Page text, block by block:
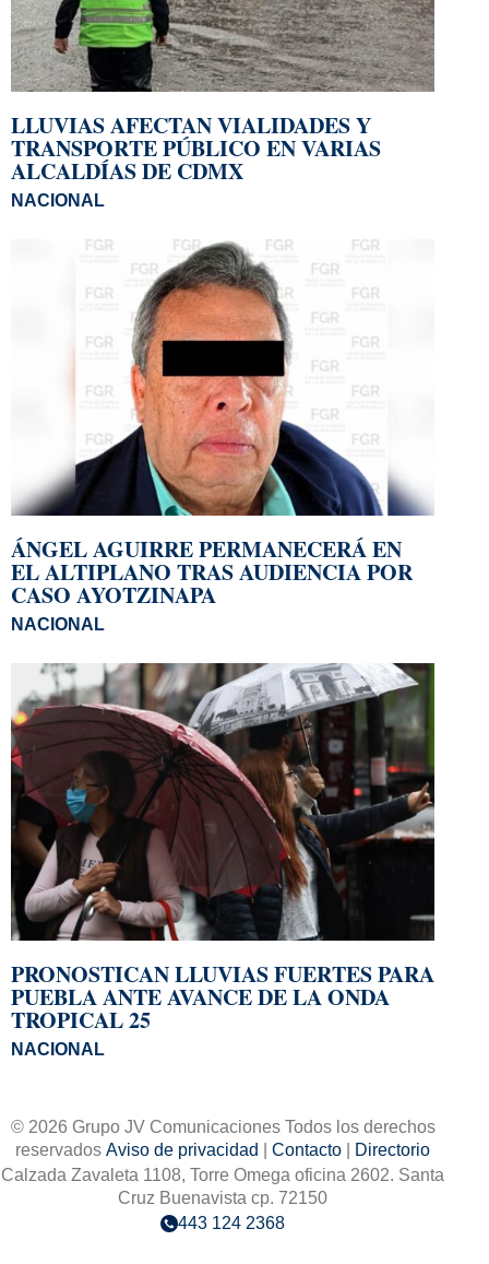
LLUVIAS AFECTAN VIALIDADES Y
TRANSPORTE PÚBLICO EN VARIAS
ALCALDÍAS DE CDMX
NACIONAL
ÁNGEL AGUIRRE PERMANECERÁ EN
EL ALTIPLANO TRAS AUDIENCIA POR
CASO AYOTZINAPA
NACIONAL
PRONOSTICAN LLUVIAS FUERTES PARA
PUEBLA ANTE AVANCE DE LA ONDA
TROPICAL 25
NACIONAL
© 2026 Grupo JV Comunicaciones Todos los derechos
reservados Aviso de privacidad Contacto
Directorio
Calzada Zavaleta 1108, Torre Omega oficina 2602. Santa
Cruz Buenavista cp. 72150
443 124 2368